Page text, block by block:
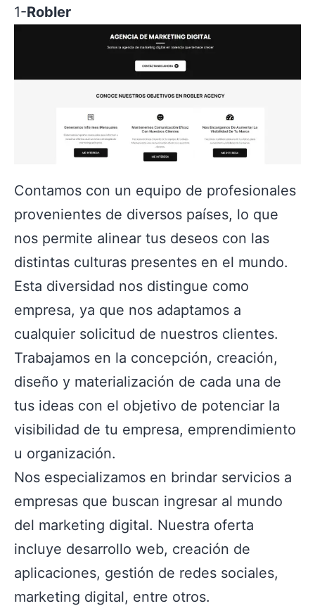
1-Robler
Contamos con un equipo de profesionales
provenientes de diversos países, lo que
nos permite alinear tus deseos con las
distintas culturas presentes en el mundo.
Esta diversidad nos distingue como
empresa, ya que nos adaptamos a
cualquier solicitud de nuestros clientes.
Trabajamos en la concepción, creación,
diseño y materialización de cada una de
tus ideas con el objetivo de potenciar la
visibilidad de tu empresa, emprendimiento
u organización.
Nos especializamos en brindar servicios a
empresas que buscan ingresar al mundo
del marketing digital. Nuestra oferta
incluye desarrollo web, creación de
aplicaciones, gestión de redes sociales,
marketing digital, entre otros.